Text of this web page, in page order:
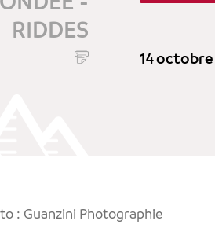
RIDDES
14
: Guanzini Photographie